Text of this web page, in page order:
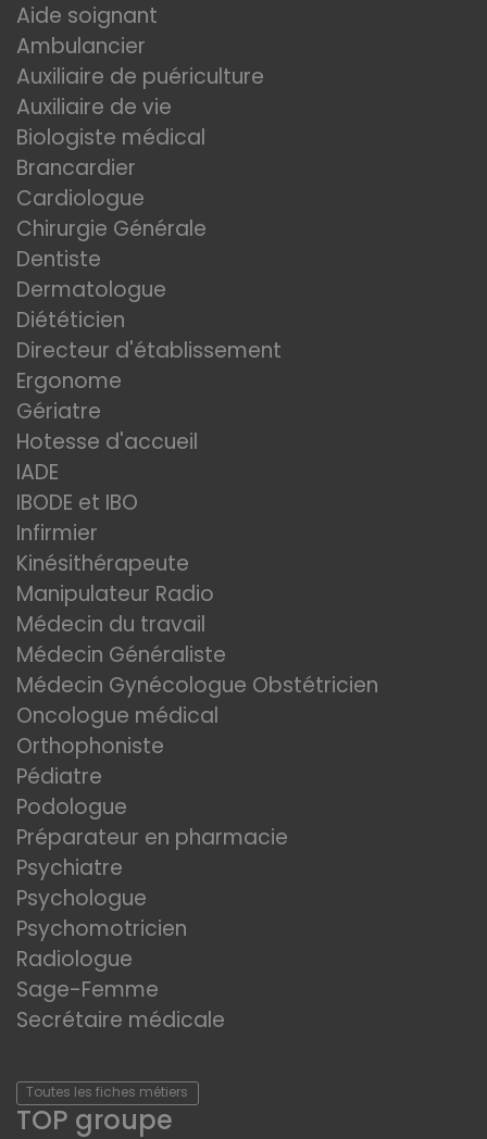
Aide soignant
Ambulancier
Auxiliaire de puériculture
Auxiliaire de vie
Biologiste médical
Brancardier
Cardiologue
Chirurgie Générale
Dentiste
Dermatologue
Diététicien
Directeur d'établissement
Ergonome
Gériatre
Hotesse d'accueil
IADE
IBODE et IBO
Infirmier
Kinésithérapeute
Manipulateur Radio
Médecin du travail
Médecin Généraliste
Médecin Gynécologue Obstétricien
Oncologue médical
Orthophoniste
Pédiatre
Podologue
Préparateur en pharmacie
Psychiatre
Psychologue
Psychomotricien
Radiologue
Sage-Femme
Secrétaire médicale
Toutes les fiches métiers
TOP groupe